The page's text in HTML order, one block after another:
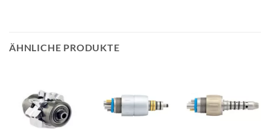
ÄHNLICHE PRODUKTE